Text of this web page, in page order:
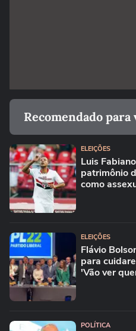
Recomendado para
ELEIÇÕES
Luis
patrimônio
como
ELEIÇÕES
Flávio
para
'Vão ver
POLÍTICA